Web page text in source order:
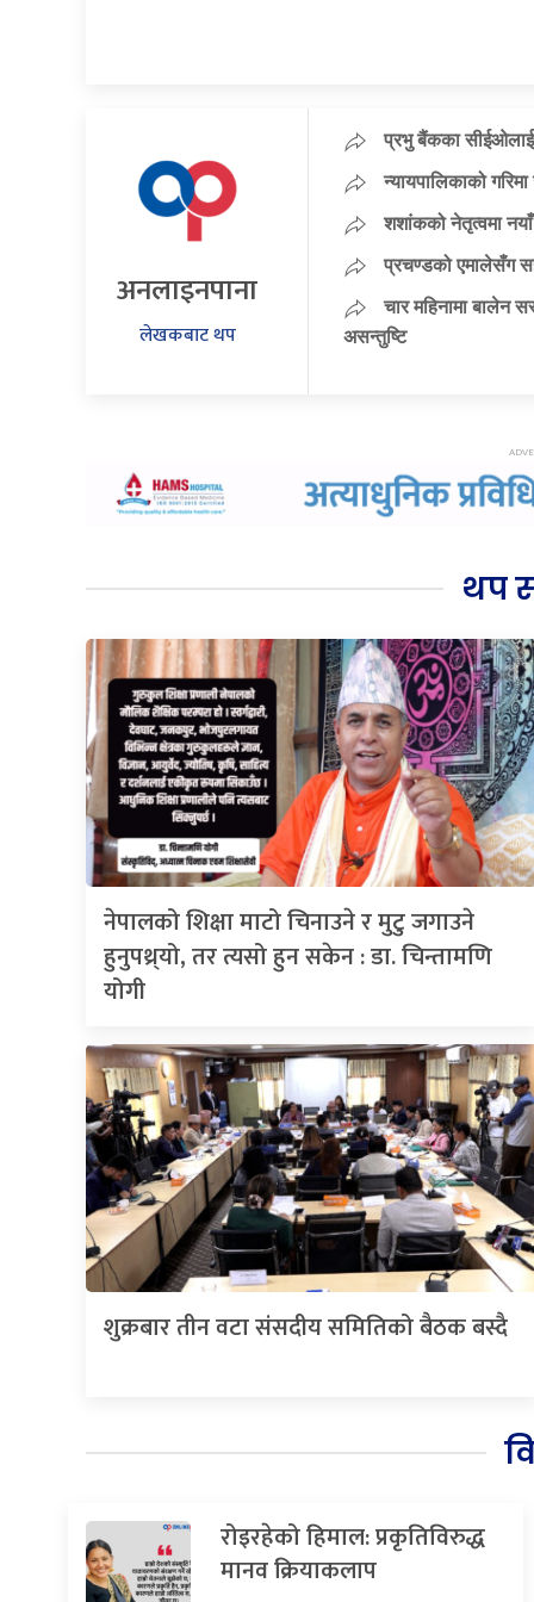
अनलाइनपाना
लेखकबाट थप
प्रभु बैंकका
न्यायपालिकाको
शशांकको नेतृत्वमा
प्रचण्डको एमालेसँग
चार महिनामा बालेन
असन्तुष्टि
थप
नेपालको शिक्षा माटो चिनाउने र मुटु जगाउने
हुनुपथ्र्यो, तर त्यसो हुन सकेन : डा. चिन्तामणि
योगी
शुक्रबार तीन वटा संसदीय समितिको बैठक बस्दै
रोइरहेको हिमाल: प्रकृतिविरुद्ध
मानव क्रियाकलाप